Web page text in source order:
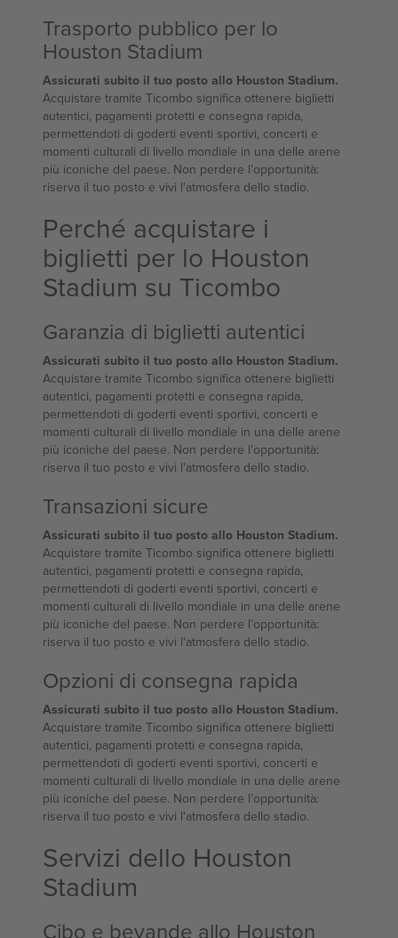
Trasporto pubblico per lo
Houston Stadium
Assicurati subito il tuo posto allo Houston Stadium.
Acquistare tramite Ticombo significa ottenere biglietti
autentici, pagamenti protetti e consegna rapida,
permettendoti di goderti eventi sportivi, concerti e
momenti culturali di livello mondiale in una delle arene
più iconiche del paese. Non perdere l’opportunità:
riserva il tuo posto e vivi l'atmosfera dello stadio.
Perché acquistare i
biglietti per lo Houston
Stadium su Ticombo
Garanzia di biglietti autentici
Assicurati subito il tuo posto allo Houston Stadium.
Acquistare tramite Ticombo significa ottenere biglietti
autentici, pagamenti protetti e consegna rapida,
permettendoti di goderti eventi sportivi, concerti e
momenti culturali di livello mondiale in una delle arene
più iconiche del paese. Non perdere l’opportunità:
riserva il tuo posto e vivi l'atmosfera dello stadio.
Transazioni sicure
Assicurati subito il tuo posto allo Houston Stadium.
Acquistare tramite Ticombo significa ottenere biglietti
autentici, pagamenti protetti e consegna rapida,
permettendoti di goderti eventi sportivi, concerti e
momenti culturali di livello mondiale in una delle arene
più iconiche del paese. Non perdere l’opportunità:
riserva il tuo posto e vivi l'atmosfera dello stadio.
Opzioni di consegna rapida
Assicurati subito il tuo posto allo Houston Stadium.
Acquistare tramite Ticombo significa ottenere biglietti
autentici, pagamenti protetti e consegna rapida,
permettendoti di goderti eventi sportivi, concerti e
momenti culturali di livello mondiale in una delle arene
più iconiche del paese. Non perdere l’opportunità:
riserva il tuo posto e vivi l'atmosfera dello stadio.
Servizi dello Houston
Stadium
Cibo e bevande allo Houston